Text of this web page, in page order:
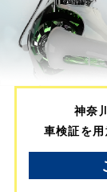
神奈
車検証を